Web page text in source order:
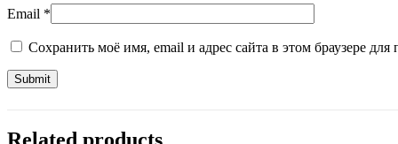
Email *
Сохранить моё имя, email и адрес сайта в этом браузере